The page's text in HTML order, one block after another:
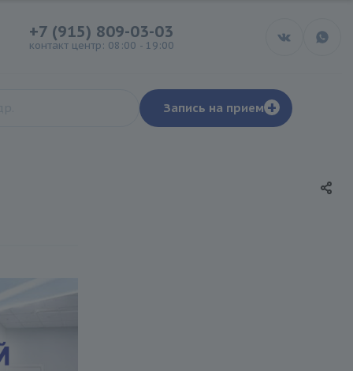
+7 (915) 809-03-03
контакт центр: 08:00 - 19:00
Запись на прием +